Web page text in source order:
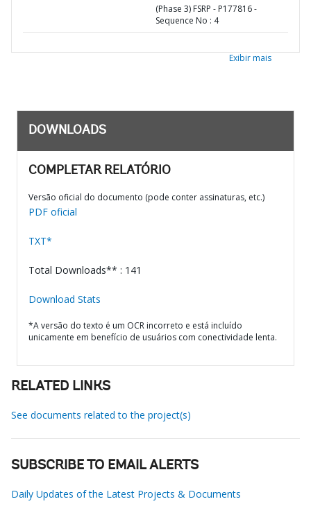
(Phase 3) FSRP - P177816 -
Sequence No : 4
Exibir mais
DOWNLOADS
COMPLETAR RELATÓRIO
Versão oficial do documento (pode conter assinaturas, etc.)
PDF oficial
TXT*
Total Downloads** : 141
Download Stats
*A versão do texto é um OCR incorreto e está incluído
unicamente em benefício de usuários com conectividade lenta.
RELATED LINKS
See documents related to the project(s)
SUBSCRIBE TO EMAIL ALERTS
Daily Updates of the Latest Projects & Documents